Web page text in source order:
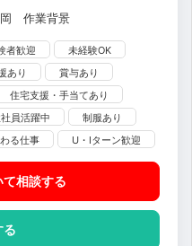
者歓迎
未経験OK
あり
賞与あり
住宅支援・手当てあり
員活躍中
制服あり
る仕事 U・Iターン歓迎
て相談する
る